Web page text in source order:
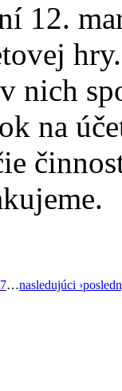
12.
nich
na
…nasledujúci ›